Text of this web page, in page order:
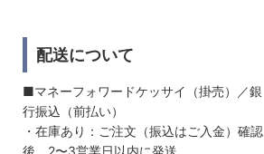
配送について
■マネーフォワードケッサイ（掛売）／銀
行振込（前払い）
・在庫あり：ご注文（振込はご入金）確認
後、2〜3営業日以内に発送